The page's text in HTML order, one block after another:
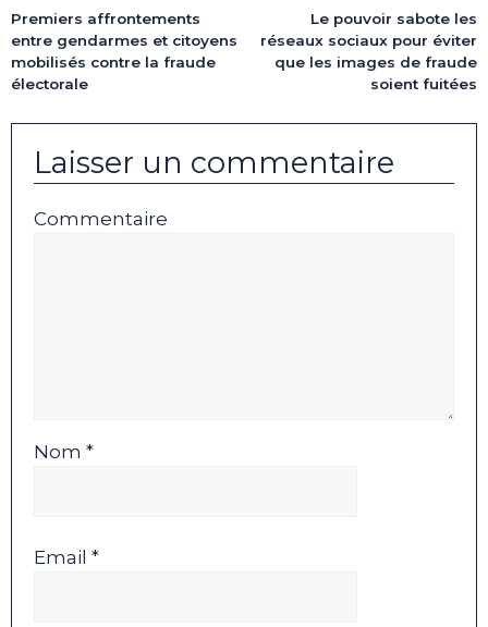
Premiers affrontements
entre gendarmes et citoyens
mobilisés contre la fraude
électorale
Le pouvoir sabote les
réseaux sociaux pour éviter
que les images de fraude
soient fuitées
Laisser un commentaire
Commentaire
Nom *
Email *